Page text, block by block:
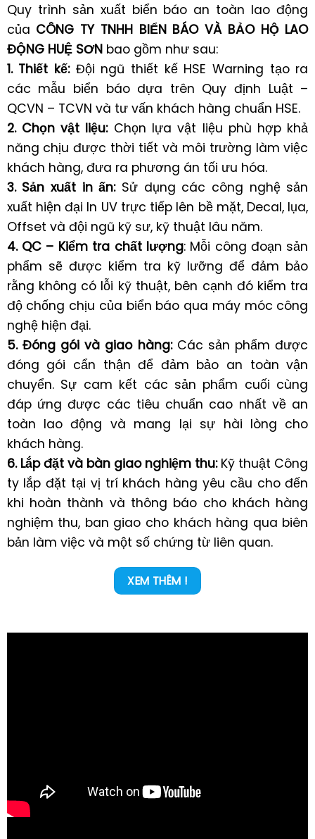
Quy trình sản xuất biển báo an toàn lao động
của CÔNG TY TNHH BIỂN BÁO VÀ BẢO HỘ LAO
ĐỘNG HUỆ SƠNbao gồm như sau:
1. Thiết kế:Đội ngũ thiết kế HSE Warning tạo ra
các mẫu biển báo dựa trên Quy định Luật –
QCVN – TCVN và tư vấn khách hàng chuẩn HSE.
2. Chọn vật liệu:Chọn lựa vật liệu phù hợp khả
năng chịu được thời tiết và môi trường làm việc
khách hàng, đưa ra phương án tối ưu hóa.
3. Sản xuất in ấn:Sử dụng các công nghệ sản
xuất hiện đại In UV trực tiếp lên bề mặt, Decal, lụa,
Offset và đội ngũ kỹ sư, kỹ thuật lâu năm.
4. QC – Kiểm tra chất lượng: Mỗi công đoạn sản
phẩm sẽ được kiểm tra kỹ lưỡng để đảm bảo
rằng không có lỗi kỹ thuật, bên cạnh đó kiểm tra
độ chống chịu của biển báo qua máy móc công
nghệ hiện đại.
5. Đóng gói và giao hàng:Các sản phẩm được
đóng gói cẩn thận để đảm bảo an toàn vận
chuyển. Sự cam kết các sản phẩm cuối cùng
đáp ứng được các tiêu chuẩn cao nhất về an
toàn lao động và mang lại sự hài lòng cho
khách hàng.
6. Lắp đặt và bàn giao nghiệm thu: Kỹ thuật Công
ty lắp đặt tại vị trí khách hàng yêu cầu cho đến
khi hoàn thành và thông báo cho khách hàng
nghiệm thu, ban giao cho khách hàng qua biên
bản làm việc và một số chứng từ liên quan.
XEM THÊM !